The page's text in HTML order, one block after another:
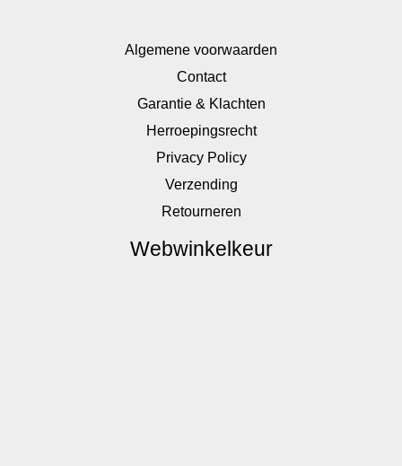
Algemene voorwaarden
Contact
Garantie & Klachten
Herroepingsrecht
Privacy Policy
Verzending
Retourneren
Webwinkelkeur